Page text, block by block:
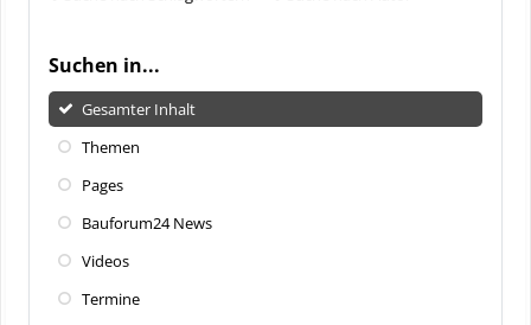
Suchen in...
Gesamter Inhalt
Themen
Pages
Bauforum24 News
Videos
Termine